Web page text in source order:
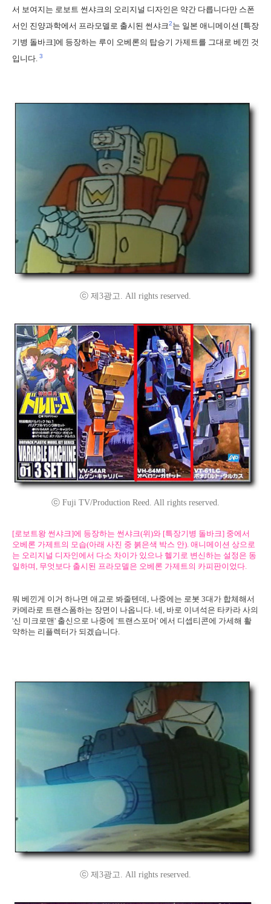
서 보여지는 로보트 썬샤크의 오리지널 디자인은 약간 다릅니다만 스폰
서인 진양과학에서 프라모델로 출시된 썬샤크2는 일본 애니메이션 [특장
기병 돌바크]에 등장하는 루이 오베론의 탑승기 가제트를 그대로 베낀 것
입니다. 3
ⓒ 제3광고. All rights reserved.
ⓒ Fuji TV/Production Reed. All rights reserved.
[로보트왕 썬샤크]에 등장하는 썬샤크(위)와 [특장기병 돌바크] 중에서
오베론 가제트의 모습(아래 사진 중 붉은색 박스 안). 애니메이션 상으로
는 오리지널 디자인에서 다소 차이가 있으나 헬기로 변신하는 설정은 동
일하며, 무엇보다 출시된 프라모델은 오베론 가제트의 카피판이었다.
뭐 베낀게 이거 하나면 애교로 봐줄텐데, 나중에는 로봇 3대가 합체해서
카메라로 트랜스폼하는 장면이 나옵니다. 네, 바로 이녀석은 타카라 사의
'신 미크로맨' 출신으로 나중에 '트랜스포머' 에서 디셉티콘에 가세해 활
약하는 리플렉터가 되겠습니다.
ⓒ 제3광고. All rights reserved.